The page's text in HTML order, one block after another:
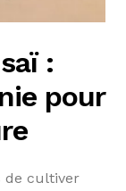
:
pour
de cultiver